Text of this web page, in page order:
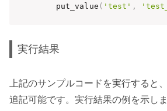
    put_value
( 'test' ,
実行結果
上記のサンプルコードを実行すると
追記可能です。実行結果の例を示しま